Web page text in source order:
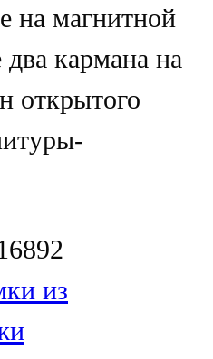
на магнитной
кармана на
открытого
из